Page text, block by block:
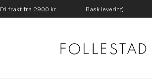
Fri frakt fra 2900 kr Rask levering